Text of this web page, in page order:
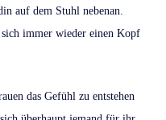
auf dem Stuhl nebenan.
immer wieder einen Kopf
das Gefühl zu entstehen